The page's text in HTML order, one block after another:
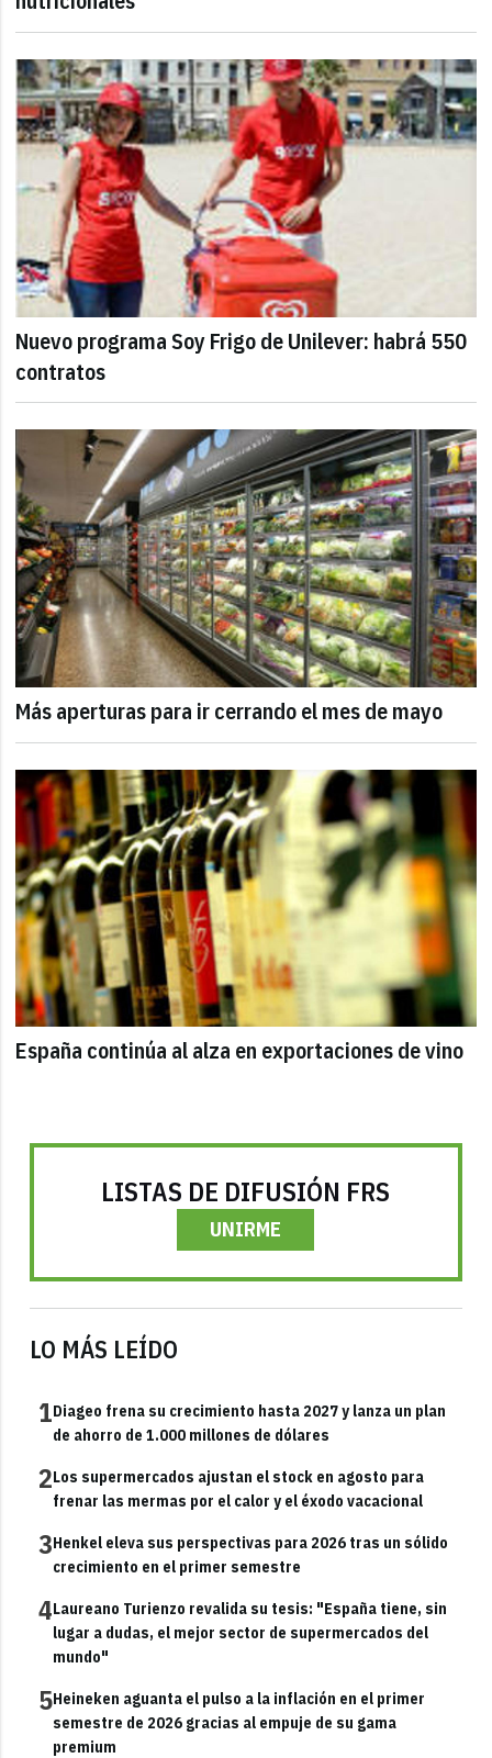
Nuevo programa Soy Frigo de Unilever: habrá 550
contratos
Más aperturas para ir cerrando el mes de mayo
España continúa al alza en exportaciones de vino
LISTAS DE DIFUSIÓN FRS
UNIRME
LO MÁS LEÍDO
1Diageo frena su crecimiento hasta 2027 y lanza un plan
de ahorro de 1.000 millones de dólares
2Los supermercados ajustan el stock en agosto para
frenar las mermas por el calor y el éxodo vacacional
3Henkel eleva sus perspectivas para 2026 tras un sólido
crecimiento en el primer semestre
4Laureano Turienzo revalida su tesis: "España tiene, sin
lugar a dudas, el mejor sector de supermercados del
mundo"
5Heineken aguanta el pulso a la inflación en el primer
semestre de 2026 gracias al empuje de su gama
premium